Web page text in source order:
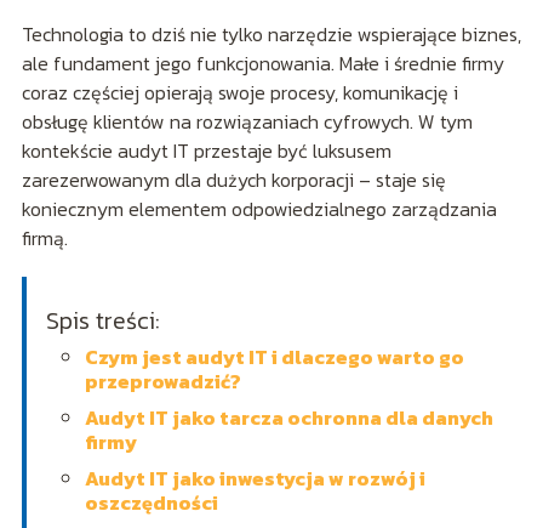
Technologia to dziś nie tylko narzędzie wspierające biznes,
ale fundament jego funkcjonowania. Małe i średnie firmy
coraz częściej opierają swoje procesy, komunikację i
obsługę klientów na rozwiązaniach cyfrowych. W tym
kontekście audyt IT przestaje być luksusem
zarezerwowanym dla dużych korporacji – staje się
koniecznym elementem odpowiedzialnego zarządzania
firmą.
Spis treści:
Czym jest audyt IT i dlaczego warto go
przeprowadzić?
Audyt IT jako tarcza ochronna dla danych
firmy
Audyt IT jako inwestycja w rozwój i
oszczędności